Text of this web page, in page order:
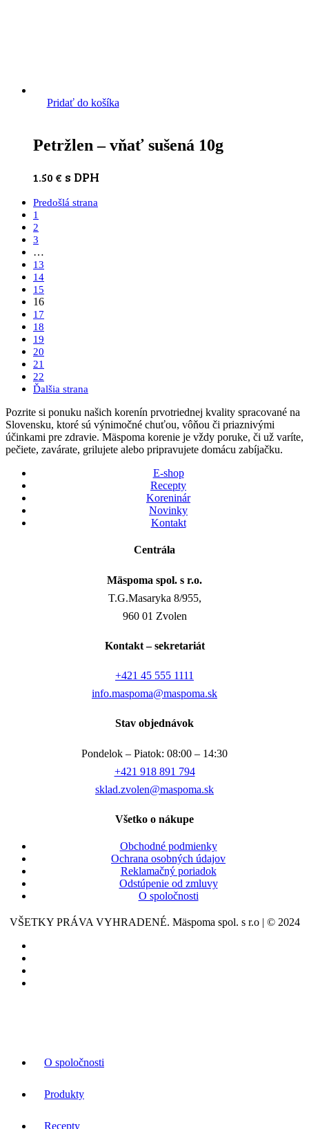
Pridať do košíka
Petržlen – vňať sušená 10g
1.50 € s DPH
Predošlá strana
1
2
3
…
13
14
15
16
17
18
19
20
21
22
Ďalšia strana
Pozrite si ponuku našich korenín prvotriednej kvality spracované na
Slovensku, ktoré sú výnimočné chuťou, vôňou či priaznivými
účinkami pre zdravie. Mäspoma korenie je vždy poruke, či už varíte,
pečiete, zavárate, grilujete alebo pripravujete domácu zabíjačku.
E-shop
Recepty
Koreninár
Novinky
Kontakt
Centrála
Mäspoma spol. s r.o.
T.G.Masaryka 8/955,
960 01 Zvolen
Kontakt – sekretariát
+421 45 555 1111
info.maspoma@maspoma.sk
Stav objednávok
Pondelok – Piatok: 08:00 – 14:30
+421 918 891 794
sklad.zvolen@maspoma.sk
Všetko o nákupe
Obchodné podmienky
Ochrana osobných údajov
Reklamačný poriadok
Odstúpenie od zmluvy
O spoločnosti
VŠETKY PRÁVA VYHRADENÉ. Mäspoma spol. s r.o | © 2024
O spoločnosti
Produkty
Recepty